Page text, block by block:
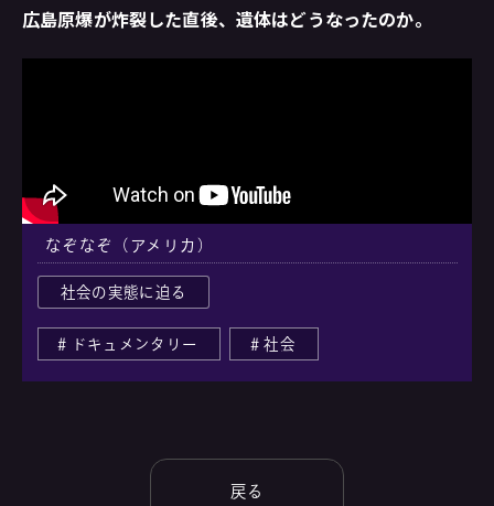
広島原爆が炸裂した直後、遺体はどうなったのか。
なぞなぞ（アメリカ）
社会の実態に迫る
ドキュメンタリー 社会
戻る